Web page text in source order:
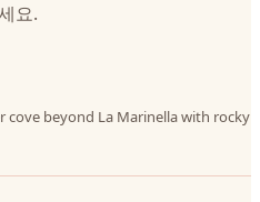
요.
beyond La Marinella with rocky